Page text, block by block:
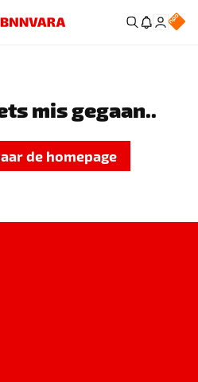
mis gegaan..
de homepage